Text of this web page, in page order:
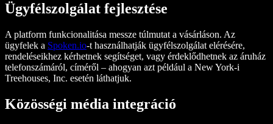
Ügyfélszolgálat fejlesztése
A platform funkcionalitása messze túlmutat a vásárláson. Az
ügyfelek a Spoken.io-t használhatják ügyfélszolgálat elérésére,
rendeléseikhez kérhetnek segítséget, vagy érdeklődhetnek az áruház
telefonszámáról, címéről – ahogyan azt például a New York-i
Treehouses, Inc. esetén láthatjuk.
Közösségi média integráció